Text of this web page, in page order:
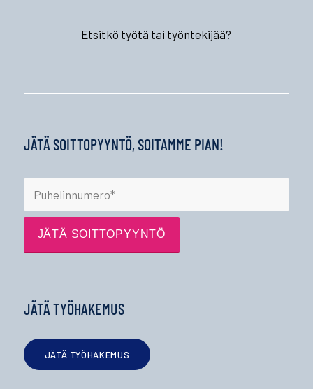
Etsitkö työtä tai työntekijää?
JÄTÄ SOITTOPYYNTÖ, SOITAMME PIAN!
JÄTÄ TYÖHAKEMUS
JÄTÄ TYÖHAKEMUS